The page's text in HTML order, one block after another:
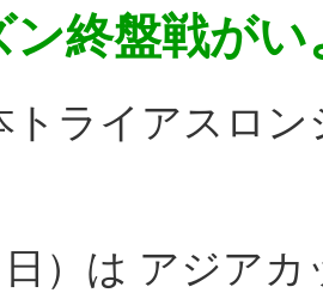
ン終盤戦が
トライアスロ
）は アジア